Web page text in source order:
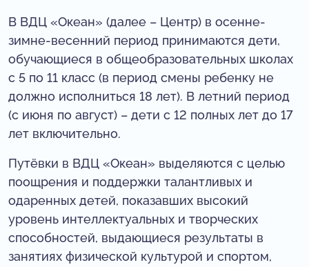
В ВДЦ «Океан» (далее – Центр) в осенне-
зимне-весенний период принимаются дети,
обучающиеся в общеобразовательных школах
с 5 по 11 класс (в период смены ребенку не
должно исполниться 18 лет). В летний период
(с июня по август) – дети с 12 полных лет до 17
лет включительно.
Путёвки в ВДЦ «Океан» выделяются с целью
поощрения и поддержки талантливых и
одаренных детей, показавших высокий
уровень интеллектуальных и творческих
способностей, выдающиеся результаты в
занятиях физической культурой и спортом,